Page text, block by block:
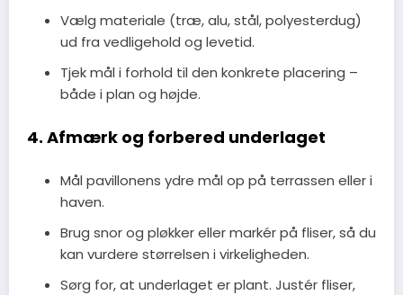
Vælg materiale (træ, alu, stål, polyesterdug)
ud fra vedligehold og levetid.
Tjek mål i forhold til den konkrete placering –
både i plan og højde.
4. Afmærk og forbered underlaget
Mål pavillonens ydre mål op på terrassen eller i
haven.
Brug snor og pløkker eller markér på fliser, så du
kan vurdere størrelsen i virkeligheden.
Sørg for, at underlaget er plant. Justér fliser,